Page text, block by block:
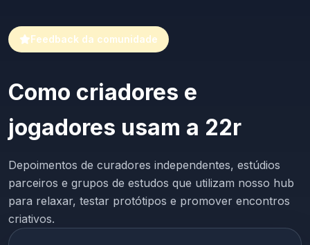
Feedback da comunidade
Como criadores e
jogadores usam a 22r
Depoimentos de curadores independentes, estúdios
parceiros e grupos de estudos que utilizam nosso hub
para relaxar, testar protótipos e promover encontros
criativos.